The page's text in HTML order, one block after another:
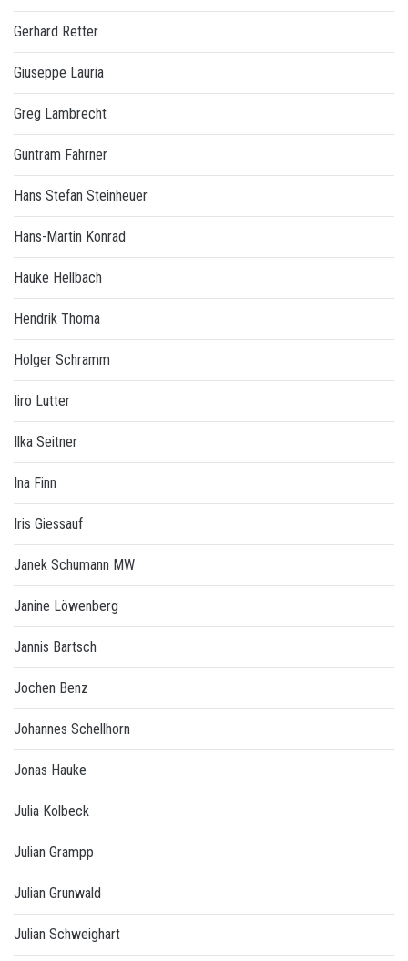
Gerhard Retter
Giuseppe Lauria
Greg Lambrecht
Guntram Fahrner
Hans Stefan Steinheuer
Hans-Martin Konrad
Hauke Hellbach
Hendrik Thoma
Holger Schramm
Iiro Lutter
Ilka Seitner
Ina Finn
Iris Giessauf
Janek Schumann MW
Janine Löwenberg
Jannis Bartsch
Jochen Benz
Johannes Schellhorn
Jonas Hauke
Julia Kolbeck
Julian Grampp
Julian Grunwald
Julian Schweighart